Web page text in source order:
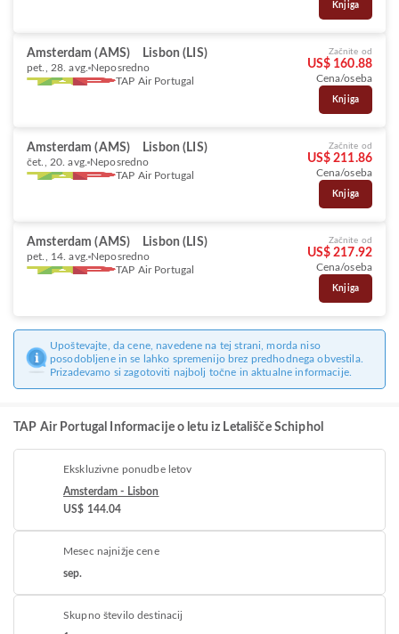
Knjiga
Amsterdam (AMS) Lisbon (LIS)
pet., 28. avg. Neposredno
TAP Air Portugal
Začnite od
US$ 160.88
Cena/oseba
Knjiga
Amsterdam (AMS) Lisbon (LIS)
čet., 20. avg. Neposredno
TAP Air Portugal
Začnite od
US$ 211.86
Cena/oseba
Knjiga
Amsterdam (AMS) Lisbon (LIS)
pet., 14. avg. Neposredno
TAP Air Portugal
Začnite od
US$ 217.92
Cena/oseba
Knjiga
Upoštevajte, da cene, navedene na tej strani, morda niso
posodobljene in se lahko spremenijo brez predhodnega obvestila.
Prizadevamo si zagotoviti najbolj točne in aktualne informacije.
TAP Air Portugal Informacije o letu iz Letališče Schiphol
Ekskluzivne ponudbe letov
Amsterdam - Lisbon
US$ 144.04
Mesec najnižje cene
sep.
Skupno število destinacij